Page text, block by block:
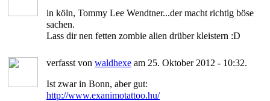
in köln, Tommy Lee Wendtner...der macht richtig böse
sachen.
Lass dir nen fetten zombie alien drüber kleistern :D
verfasst von waldhexe am 25. Oktober 2012 - 10:32.
Ist zwar in Bonn, aber gut:
http://www.exanimotattoo.hu/